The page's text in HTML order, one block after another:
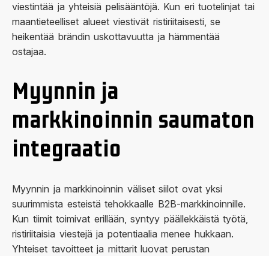
viestintää ja yhteisiä pelisääntöjä. Kun eri tuotelinjat tai
maantieteelliset alueet viestivät ristiriitaisesti, se
heikentää brändin uskottavuutta ja hämmentää
ostajaa.
Myynnin ja
markkinoinnin saumaton
integraatio
Myynnin ja markkinoinnin väliset siilot ovat yksi
suurimmista esteistä tehokkaalle B2B-markkinoinnille.
Kun tiimit toimivat erillään, syntyy päällekkäistä työtä,
ristiriitaisia viestejä ja potentiaalia menee hukkaan.
Yhteiset tavoitteet ja mittarit luovat perustan